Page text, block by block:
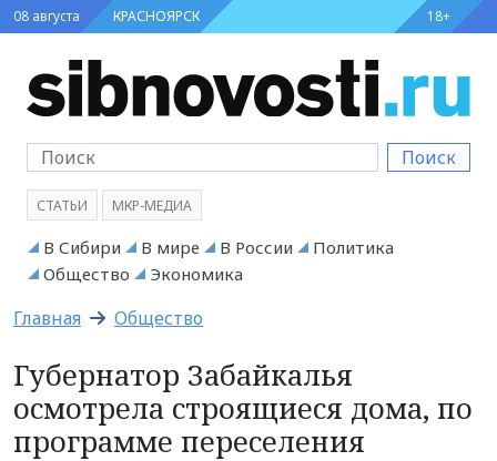
08 августа КРАСНОЯРСК 18+
Поиск
СТАТЬИ МКР-МЕДИА
В Сибири В мире В России
Политика
Общество
Экономика
Главная Общество
Губернатор Забайкалья
осмотрела строящиеся дома, по
программе переселения